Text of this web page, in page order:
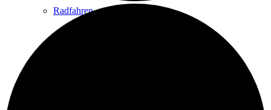
Radfahren